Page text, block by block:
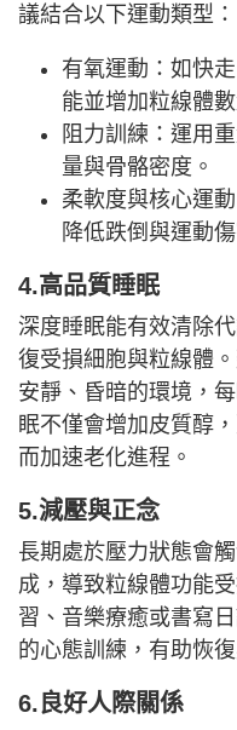
議結合以下運動類型：
有氧運動：如快
能並增加粒線體數
阻力訓練：運用
量與骨骼密度。
柔軟度與核心運
降低跌倒與運動
4.高品質睡眠
深度睡眠能有效清除
復受損細胞與粒線體
安靜、昏暗的環境，
眠不僅會增加皮質醇
而加速老化進程。
5.減壓與正念
長期處於壓力狀態會
成，導致粒線體功能
習、音樂療癒或書寫
的心態訓練，有助恢
6.良好人際關係